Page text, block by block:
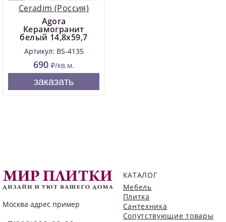
Ceradim (Россия)
Agora
Керамогранит
белый 14,8х59,7
Артикул: BS-4135
690 ₽/кв.м.
заказать
Москва адрес пример
КАТАЛОГ
Мебель
Плитка
Сантехника
Сопутствующие товары